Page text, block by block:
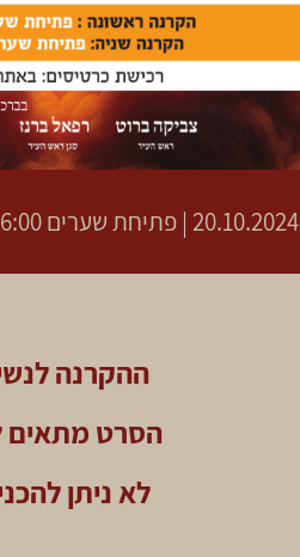
20.10.2024 | פתיחת שערים 16:00 | שעת התחלה 16:30
ההקרנה
הסרט מתאים
לא ניתן